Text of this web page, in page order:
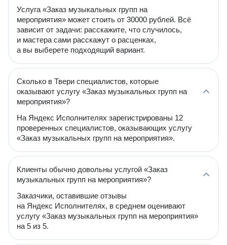
Услуга «Заказ музыкальных групп на
мероприятия» может стоить от 30000 рублей. Всё
зависит от задачи: расскажите, что случилось,
и мастера сами расскажут о расценках,
а вы выберете подходящий вариант.
Сколько в Твери специалистов, которые
оказывают услугу «Заказ музыкальных групп на
мероприятия»?
На Яндекс Исполнителях зарегистрированы 12
проверенных специалистов, оказывающих услугу
«Заказ музыкальных групп на мероприятия».
Клиенты обычно довольны услугой «Заказ
музыкальных групп на мероприятия»?
Заказчики, оставившие отзывы
на Яндекс Исполнителях, в среднем оценивают
услугу «Заказ музыкальных групп на мероприятия»
на 5 из 5.